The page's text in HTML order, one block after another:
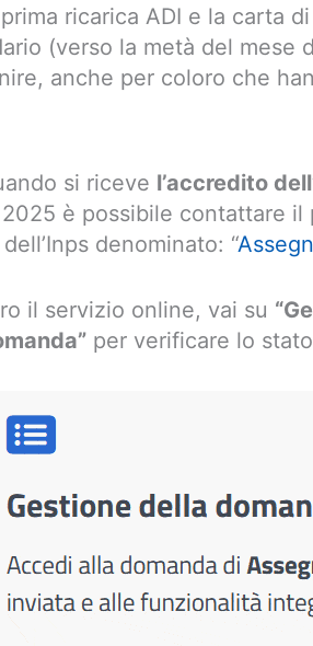
ricarica ADI e la carta
(verso la metà del mese
anche per coloro che
si riceve l’accredito
è possibile contattare
denominato: “
il servizio online, vai su
per verificare lo